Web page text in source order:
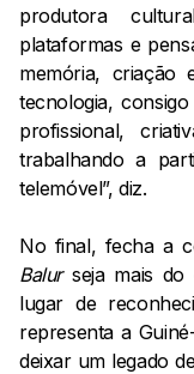
produtora
plataformas e
memória, criação
tecnologia,
profissional,
trabalhando a
telemóvel”, diz.
No final, fecha a
Balur seja mais
lugar de
representa a
deixar um legado